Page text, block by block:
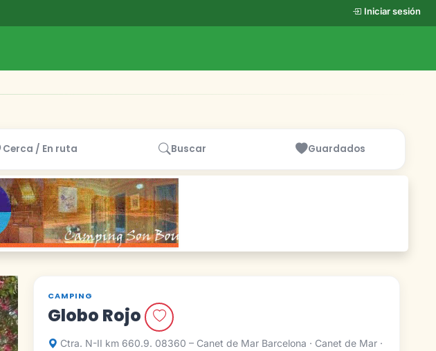
Iniciar sesión
Cerca / En ruta Buscar Guardados
CAMPING
Globo Rojo
Ctra. N-II km 660.9. 08360 – Canet de Mar Barcelona · Canet de Mar ·